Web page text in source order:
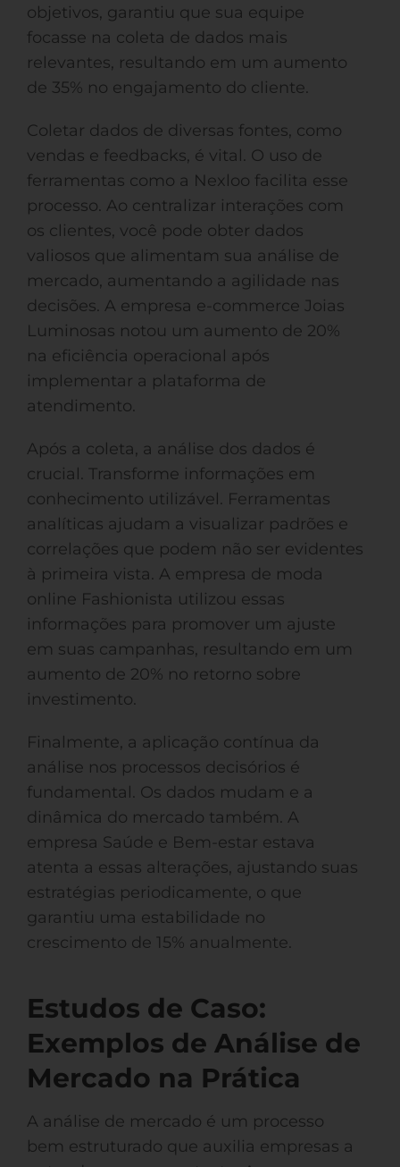
objetivos, garantiu que sua equipe
focasse na coleta de dados mais
relevantes, resultando em um aumento
de 35% no engajamento do cliente.
Coletar dados de diversas fontes, como
vendas e feedbacks, é vital. O uso de
ferramentas como a Nexloo facilita esse
processo. Ao centralizar interações com
os clientes, você pode obter dados
valiosos que alimentam sua análise de
mercado, aumentando a agilidade nas
decisões. A empresa e-commerce Joias
Luminosas notou um aumento de 20%
na eficiência operacional após
implementar a plataforma de
atendimento.
Após a coleta, a análise dos dados é
crucial. Transforme informações em
conhecimento utilizável. Ferramentas
analíticas ajudam a visualizar padrões e
correlações que podem não ser evidentes
à primeira vista. A empresa de moda
online Fashionista utilizou essas
informações para promover um ajuste
em suas campanhas, resultando em um
aumento de 20% no retorno sobre
investimento.
Finalmente, a aplicação contínua da
análise nos processos decisórios é
fundamental. Os dados mudam e a
dinâmica do mercado também. A
empresa Saúde e Bem-estar estava
atenta a essas alterações, ajustando suas
estratégias periodicamente, o que
garantiu uma estabilidade no
crescimento de 15% anualmente.
Estudos de Caso:
Exemplos de Análise de
Mercado na Prática
A análise de mercado é um processo
bem estruturado que auxilia empresas a